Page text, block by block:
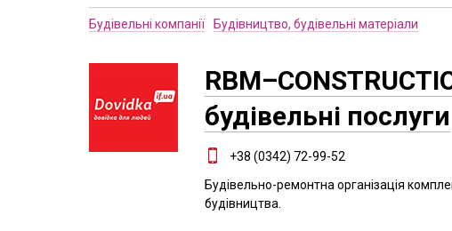
Будівельні компанії Будівництво, будівельні матеріали
будівельні послуги
+38 (0342) 72-99-52
Будівельно-ремонтна організація
будівництва.